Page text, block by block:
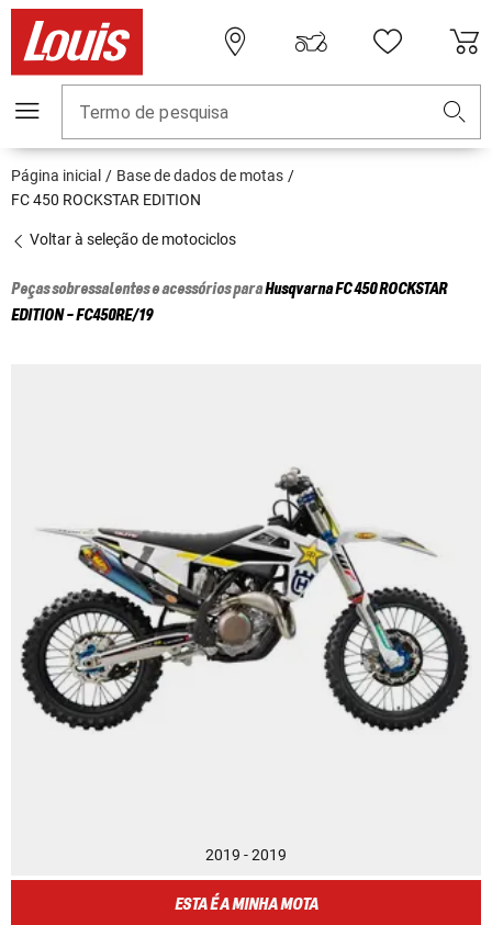
Termo de pesquisa
Página inicial
Base de dados de motas
FC 450 ROCKSTAR EDITION
Voltar à seleção de motociclos
Peças sobressalentes e acessórios paraHusqvarnaFC 450 ROCKSTAR
EDITION - FC450RE/19
2019 - 2019
ESTA É A MINHA MOTA